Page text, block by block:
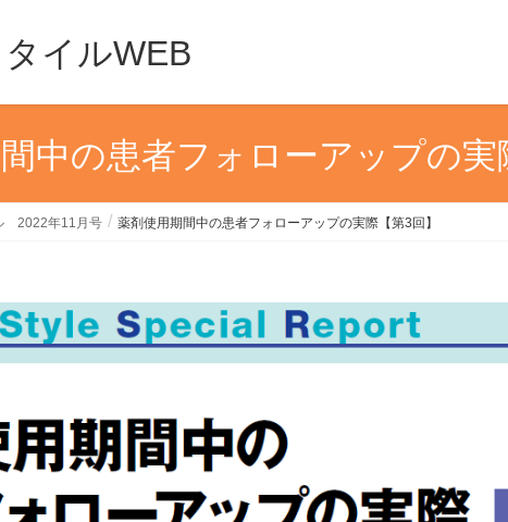
イルWEB
中の患者フォローアップの実
2022年11月号 薬剤使用期間中の患者フォローアップの実際【第3回】